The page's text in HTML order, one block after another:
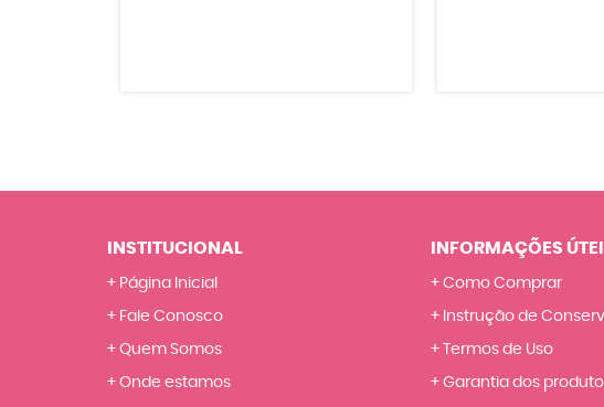
INSTITUCIONAL
Página Inicial
Fale Conosco
Quem Somos
Onde estamos
INFORMAÇÕES
Como Comprar
Instrução de
Termos de Uso
Garantia dos